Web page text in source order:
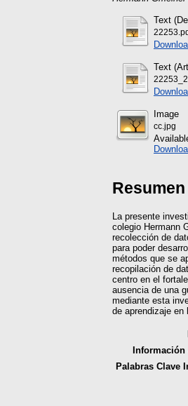
Text
Text
Image
cc.jpg
Resumen
La presente
colegio Hermann
recolección de
para poder
métodos que se
recopilación de
centro en el
ausencia de una
mediante esta
de aprendizaje
Información
Palabras Clave